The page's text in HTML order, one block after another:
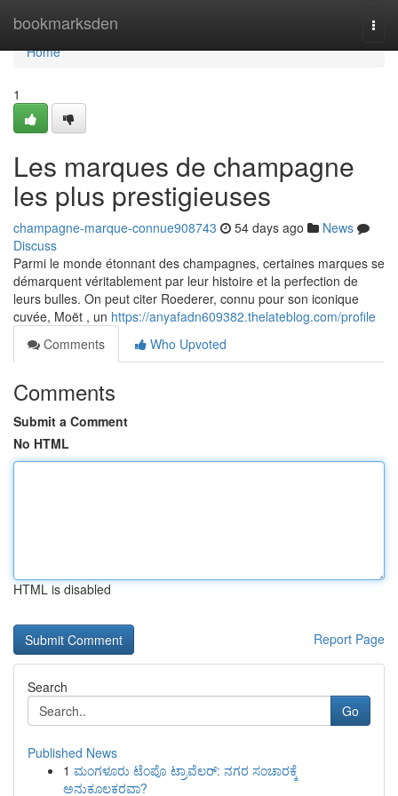
bookmarksden
Home
Home
1
Les marques de champagne
les plus prestigieuses
champagne-marque-connue908743 54 days ago
News
Discuss
Parmi le monde étonnant des champagnes, certaines marques se
démarquent véritablement par leur histoire et la perfection de
leurs bulles. On peut citer Roederer, connu pour son iconique
cuvée, Moët , un https://anyafadn609382.thelateblog.com/profile
Comments
Who Upvoted
Comments
Submit a Comment
No HTML
HTML is disabled
Report Page
Search
Go
Published News
1 ಮಂಗಳೂರು ಟೆಂಪೊ ಟ್ರಾವೆಲರ್: ನಗರ ಸಂಚಾರಕ್ಕೆ
ಅನುಕೂಲಕರವಾ?